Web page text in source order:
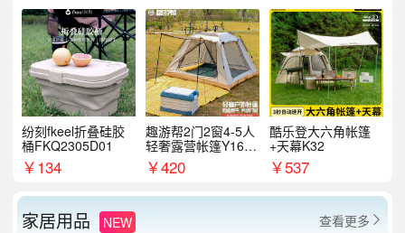
纷刻fkeel折叠硅胶
桶FKQ2305D01
￥134
趣游帮2门2窗4-5人
轻奢露营帐篷Y16pl
us
￥420
酷乐登大六角帐篷
+天幕K32
￥537
家居用品 NEW 查看更多 